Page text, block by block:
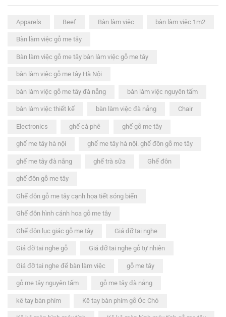
Apparels Beef Bàn làm việc bàn làm việc 1m2
Bàn làm việc gỗ me tây
Bàn làm việc gỗ me tây bàn làm việc gỗ me tây
bàn làm việc gỗ me tây Hà Nội
bàn làm việc gỗ me tây đà nẵng bàn làm việc nguyên tấm
bàn làm việc thiết kế bàn làm việc đà nẵng Chair
Electronics ghế cà phê ghế gỗ me tây
ghế me tây hà nội ghế me tây hà nội. ghế đôn gỗ me tây
ghế me tây đà nẵng ghế trà sữa Ghế đôn
ghế đôn gỗ me tây
Ghế đôn gỗ me tây cạnh họa tiết sóng biển
Ghế đôn hình cánh hoa gỗ me tây
Ghế đôn lục giác gỗ me tây Giá đỡ tai nghe
Giá đỡ tai nghe gỗ Giá đỡ tai nghe gỗ tự nhiên
Giá đỡ tai nghe để bàn làm việc gỗ me tây
gỗ me tây nguyên tấm gỗ me tây đà nẵng
kê tay bàn phím Kê tay bàn phím gỗ Óc Chó